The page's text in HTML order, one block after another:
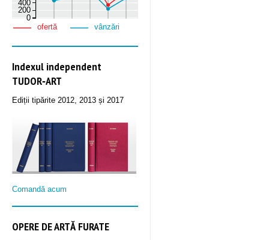
0
200
400
ofertă vânzări
Indexul independent
TUDOR‑ART
Ediții tipărite 2012, 2013 și 2017
Comandă acum
OPERE DE ARTĂ FURATE